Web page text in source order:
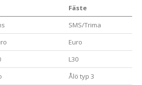
Fäste
SMS/Trima
Euro
L30
Ålö typ 3